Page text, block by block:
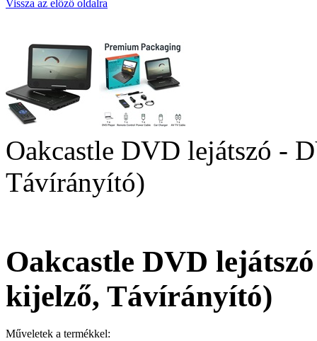
Vissza az előző oldalra
Oakcastle DVD lejátszó -
Távírányító)
Oakcastle DVD
kijelző, Távírányító)
Műveletek a termékkel: